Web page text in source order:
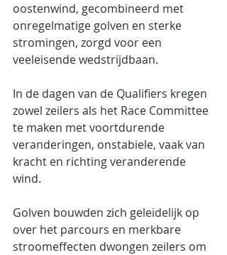
oostenwind, gecombineerd met
onregelmatige golven en sterke
stromingen, zorgd voor een
veeleisende wedstrijdbaan.
In de dagen van de Qualifiers kregen
zowel zeilers als het Race Committee
te maken met voortdurende
veranderingen, onstabiele, vaak van
kracht en richting veranderende
wind.
Golven bouwden zich geleidelijk op
over het parcours en merkbare
stroomeffecten dwongen zeilers om